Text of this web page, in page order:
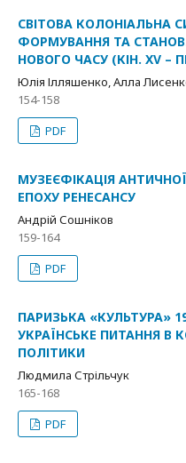
СВІТОВА КОЛОНІАЛЬНА
ФОРМУВАННЯ ТА
НОВОГО ЧАСУ (КІН. XV –
Юлія Ілляшенко, Алла
154-158
PDF
МУЗЕЄФІКАЦІЯ
ЕПОХУ РЕНЕСАНСУ
Андрій Сошніков
159-164
PDF
ПАРИЗЬКА «КУЛЬТУРА»
УКРАЇНСЬКЕ ПИТАННЯ В
ПОЛІТИКИ
Людмила Стрільчук
165-168
PDF